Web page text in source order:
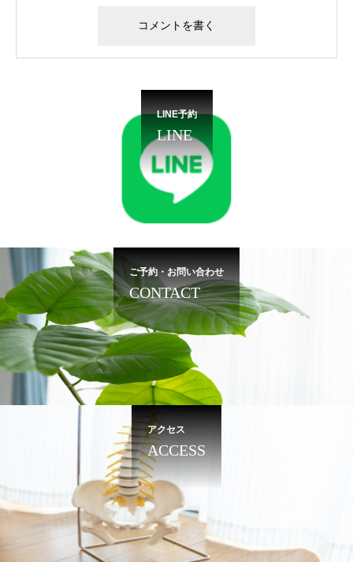
LINE予約
LINE
ご予約・お問い合わせ
CONTACT
アクセス
ACCESS